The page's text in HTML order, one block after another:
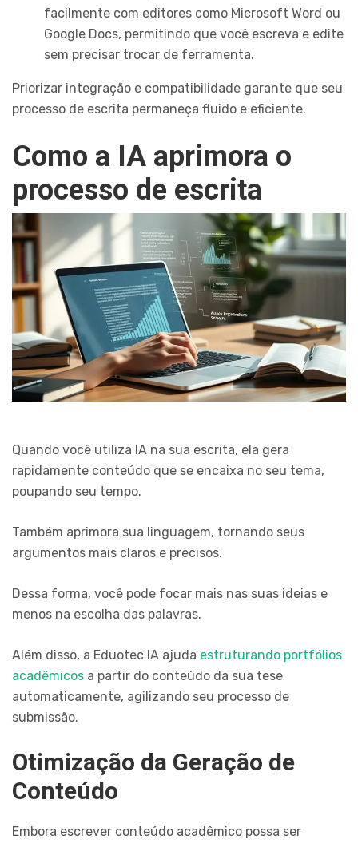
facilmente com editores como Microsoft Word ou
Google Docs, permitindo que você escreva e edite
sem precisar trocar de ferramenta.
Priorizar integração e compatibilidade garante que seu
processo de escrita permaneça fluido e eficiente.
Como a IA aprimora o
processo de escrita
Quando você utiliza IA na sua escrita, ela gera
rapidamente conteúdo que se encaixa no seu tema,
poupando seu tempo.
Também aprimora sua linguagem, tornando seus
argumentos mais claros e precisos.
Dessa forma, você pode focar mais nas suas ideias e
menos na escolha das palavras.
Além disso, a Eduotec IA ajuda estruturando portfólios
acadêmicos a partir do conteúdo da sua tese
automaticamente, agilizando seu processo de
submissão.
Otimização da Geração de
Conteúdo
Embora escrever conteúdo acadêmico possa ser